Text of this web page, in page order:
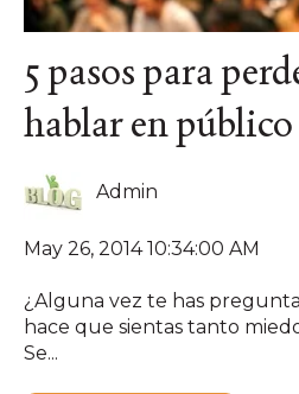
5 pasos para
hablar en público
Admin
May 26, 2014 10:34:00 AM
¿Alguna vez te has
hace que sientas tanto
Se...